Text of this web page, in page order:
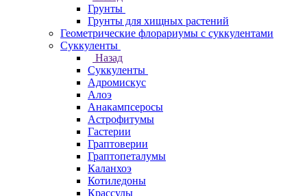
Грунты
Грунты для хищных растений
Геометрические флорариумы с суккулентами
Суккуленты
Назад
Суккуленты
Адромискус
Алоэ
Анакампсеросы
Астрофитумы
Гастерии
Граптоверии
Граптопеталумы
Каланхоэ
Котиледоны
Крассулы